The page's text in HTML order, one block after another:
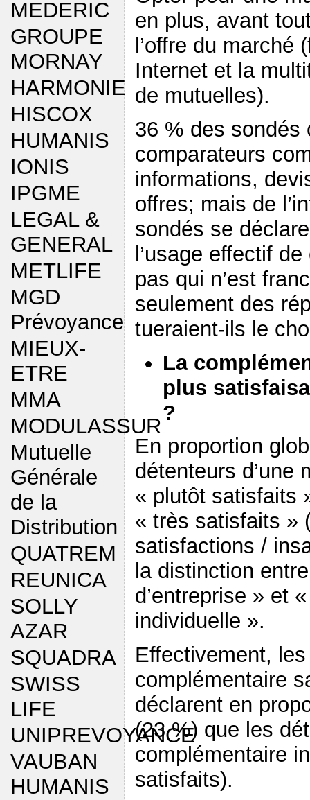
MEDERIC
GROUPE
MORNAY
HARMONIE
HISCOX
HUMANIS
IONIS
IPGME
LEGAL &
GENERAL
METLIFE
MGD
Prévoyance
MIEUX-
ETRE
MMA
MODULASSUR
Mutuelle
Générale
de la
Distribution
QUATREM
REUNICA
SOLLY
AZAR
SQUADRA
SWISS
LIFE
UNIPREVOYANCE
VAUBAN
HUMANIS
en plus, avant
l’offre du
Internet et la
de mutuelles).
36 % des sondés
comparateurs
informations,
offres; mais de
sondés se
l’usage effectif
pas qui n’est
seulement des
tueraient-ils le
La
plus
?
En proportion
détenteurs d’une
« plutôt
« très satisfaits »
satisfactions /
la distinction
d’entreprise » et
individuelle ».
Effectivement,
complémentaire
déclarent en
(23 %) que les
complémentaire
satisfaits).